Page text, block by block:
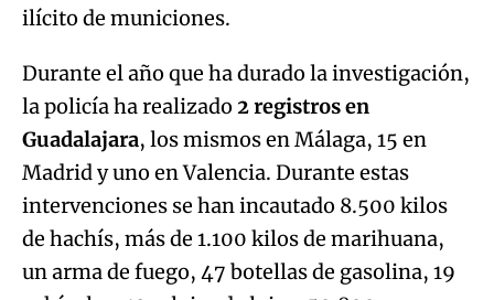
ilícito de municiones.
Durante el año que ha durado la investigación,
la policía ha realizado 2 registros en
Guadalajara, los mismos en Málaga, 15 en
Madrid y uno en Valencia. Durante estas
intervenciones se han incautado 8.500 kilos
de hachís, más de 1.100 kilos de marihuana,
un arma de fuego, 47 botellas de gasolina, 19